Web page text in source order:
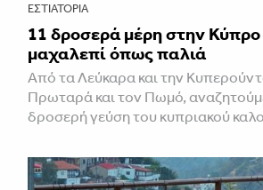
ΕΣΤΙΑΤΌΡΙΑ
11 δροσερά μέρη στην Κύπρο
μαχαλεπί όπως παλιά
Από τα Λεύκαρα και την
Πρωταρά και τον Πωμό,
δροσερή γεύση του κυπριακού